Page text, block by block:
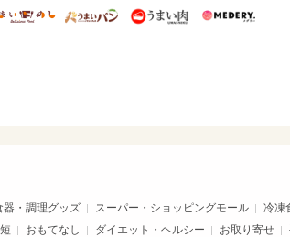
ディズニー特集
うまいめし うまいパン うまい肉
器・調理グッズ スーパー・ショッピングモール 冷凍
おもてなし ダイエット・ヘルシー お取り寄せ